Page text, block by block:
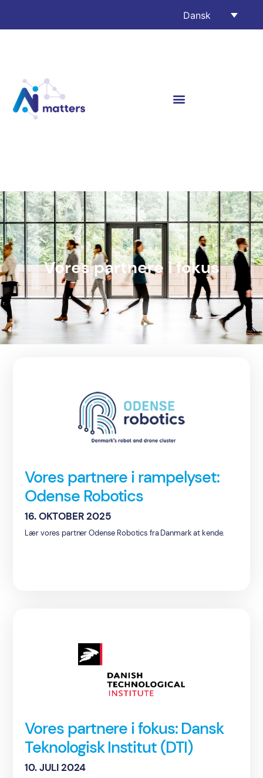
Dansk
Vores partnere i fokus
Vores partnere i rampelyset:
Odense Robotics
16. OKTOBER 2025
Lær vores partner Odense Robotics fra Danmark at kende.
Vores partnere i fokus: Dansk
Teknologisk Institut (DTI)
10. JULI 2024